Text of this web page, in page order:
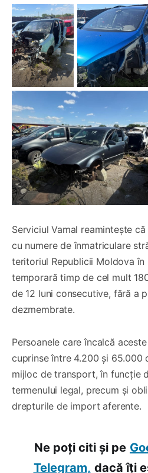
Serviciul Vamal reamintește
cu numere de înmatriculare
teritoriul Republicii Moldova
temporară timp de cel mult
de 12 luni consecutive, fără a
dezmembrate.
Persoanele care încalcă
cuprinse între 4.200 și 65.000
mijloc de transport, în funcție
termenului legal, precum și
drepturile de import aferente.
Ne poți citi și pe
Telegram, dacă îți